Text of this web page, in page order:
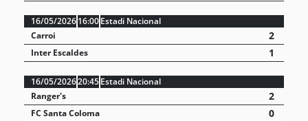
16/05/202616:00Estadi Nacional
Carroi
2
Inter Escaldes 1
16/05/202620:45Estadi Nacional
Ranger's
2
FC Santa Coloma 0